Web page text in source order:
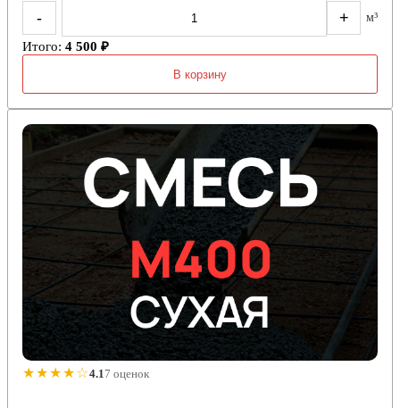
- + м³
Итого: 4 500 ₽
В корзину
★★★★☆4.1 7 оценок